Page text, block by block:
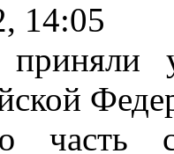
14:05
часть